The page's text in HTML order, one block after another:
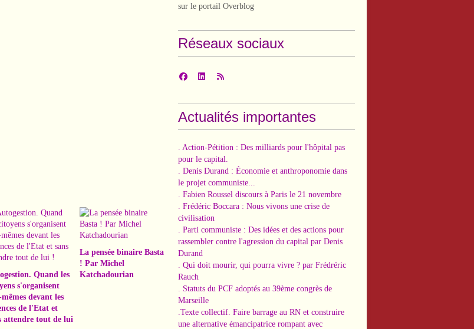
Quand les
s'organisent
devant les
de l'Etat et
attendre tout de lui
La pensée binaire Basta
! Par Michel
Katchadourian
sur le portail Overblog
Réseaux sociaux
Actualités importantes
. Action-Pétition : Des milliards pour l'hôpital pas
pour le capital.
. Denis Durand : Économie et anthroponomie dans
le projet communiste...
. Fabien Roussel discours à Paris le 21 novembre
. Frédéric Boccara : Nous vivons une crise de
civilisation
. Parti communiste : Des idées et des actions pour
rassembler contre l'agression du capital par Denis
Durand
. Qui doit mourir, qui pourra vivre ? par Frédréric
Rauch
. Statuts du PCF adoptés au 39ème congrès de
Marseille
.Texte collectif. Faire barrage au RN et construire
une alternative émancipatrice rompant avec